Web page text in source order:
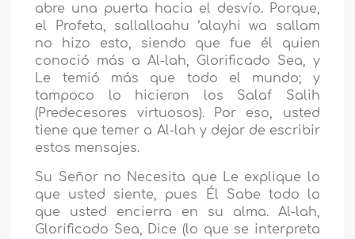
abre una puerta hacia el desvío. Porque,
el Profeta, sallallaahu ‘alayhi wa sallam
no hizo esto, siendo que fue él quien
conoció más a Al-lah, Glorificado Sea, y
Le temió más que todo el mundo; y
tampoco lo hicieron los Salaf Salih
(Predecesores virtuosos). Por eso, usted
tiene que temer a Al-lah y dejar de escribir
estos mensajes.
Su Señor no Necesita que Le explique lo
que usted siente, pues Él Sabe todo lo
que usted encierra en su alma. Al-lah,
Glorificado Sea, Dice (lo que se interpreta